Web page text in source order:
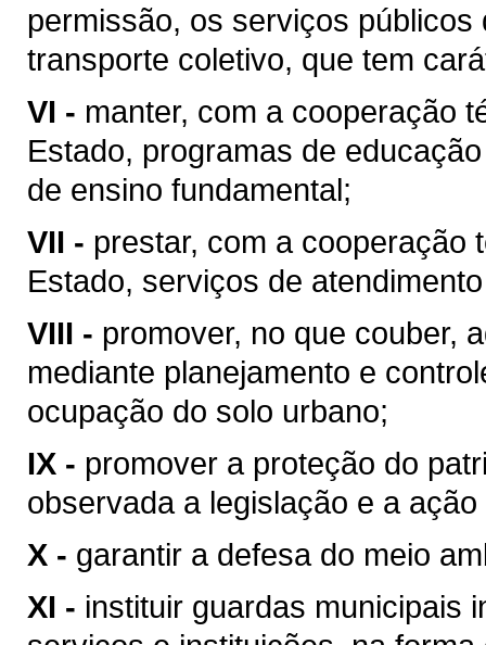
permissão, os serviços
transporte coletivo, que tem
VI - manter, com a cooperação
Estado, programas de
de ensino fundamental;
VII - prestar, com a cooperação
Estado, serviços de
VIII - promover, no que couber,
mediante planejamento e
ocupação do solo urbano;
IX - promover a proteção do
observada a legislação e a
X - garantir a defesa do meio
XI - instituir guardas municipais